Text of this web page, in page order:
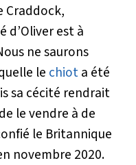
Craddock,
d’Oliver est à
ne saurons
le chiota été
sa cécité rendrait
le vendre à de
le Britannique
novembre 2020.